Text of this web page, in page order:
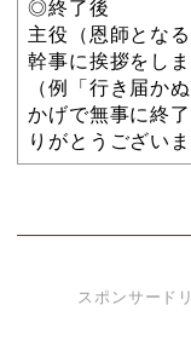
◎終了後
主役（恩師とな
幹事に挨拶をしま
（例「行き届か
かげで無事に終
りがとうございま
スポンサード